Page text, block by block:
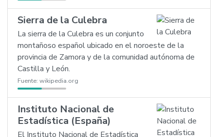
Sierra de la Culebra
La sierra de la Culebra es un conjunto
montañoso español ubicado en el noroeste de la
provincia de Zamora y de la comunidad autónoma de
Castilla y León.
Fuente: wikipedia.org
Instituto Nacional de
Estadística (España)
El Instituto Nacional de Estadística